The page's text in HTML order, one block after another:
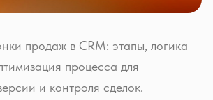
продаж в CRM: этапы, логика
процесса для
и контроля сделок.